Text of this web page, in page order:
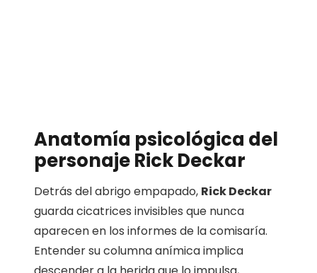
Anatomía psicológica del
personaje Rick Deckar
Detrás del abrigo empapado, Rick Deckar
guarda cicatrices invisibles que nunca
aparecen en los informes de la comisaría.
Entender su columna anímica implica